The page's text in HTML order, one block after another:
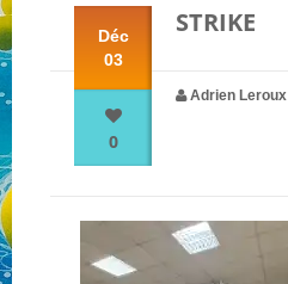
FESTIVAL DU JEU
NOS JEUX
NOS PARTENAIRES
QUI SOMMES-NOUS ?
Déc
03
0
STRIKE
Adrien Leroux